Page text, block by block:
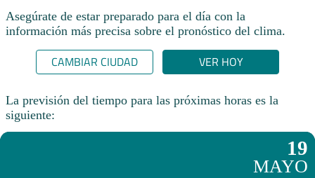
Asegúrate de estar preparado para el día con la
información más precisa sobre el pronóstico del clima.
CAMBIAR CIUDAD VER HOY
La previsión del tiempo para las próximas horas es la
siguiente:
19
MAYO